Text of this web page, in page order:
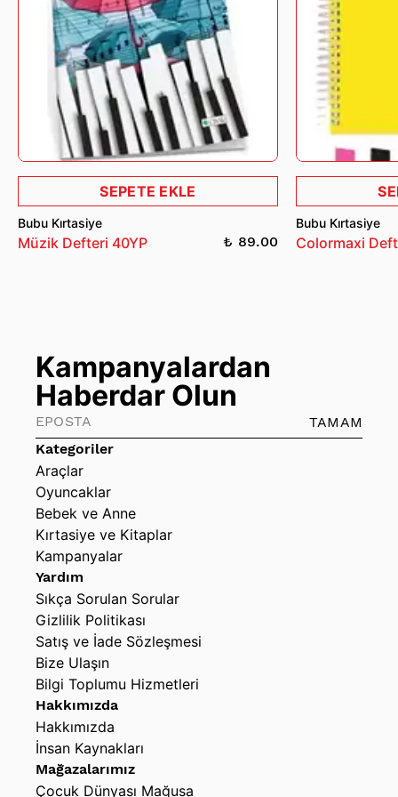
SEPETE EKLE
Bubu Kırtasiye
Müzik Defteri 40YP ₺ 89.00
Bubu Kırtasiye
Colormaxi
Kategoriler
Araçlar
Oyuncaklar
Bebek ve Anne
Kırtasiye ve Kitaplar
Kampanyalar
Yardım
Sıkça Sorulan Sorular
Gizlilik Politikası
Satış ve İade Sözleşmesi
Bize Ulaşın
Bilgi Toplumu Hizmetleri
Hakkımızda
Hakkımızda
İnsan Kaynakları
Mağazalarımız
Çocuk Dünyası Mağusa
Kampanyalardan
Haberdar Olun
TAMAM